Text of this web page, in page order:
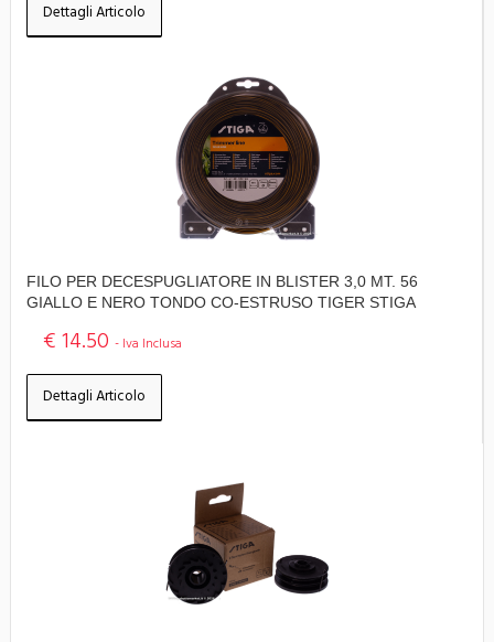
Dettagli Articolo
FILO PER DECESPUGLIATORE IN BLISTER 3,0 MT. 56
GIALLO E NERO TONDO CO-ESTRUSO TIGER STIGA
€ 14.50 - Iva Inclusa
Dettagli Articolo